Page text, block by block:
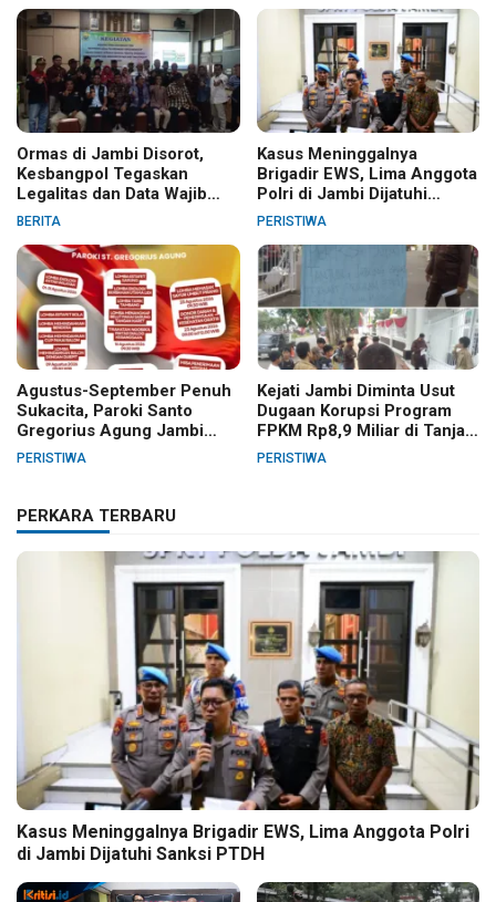
Ormas di Jambi Disorot,
Kesbangpol Tegaskan
Legalitas dan Data Wajib
Jelas
BERITA
Kasus Meninggalnya
Brigadir EWS, Lima Anggota
Polri di Jambi Dijatuhi
Sanksi PTDH
PERISTIWA
Agustus-September Penuh
Sukacita, Paroki Santo
Gregorius Agung Jambi
Gelar Berbagai Kegiatan
PERISTIWA
Kejati Jambi Diminta Usut
Dugaan Korupsi Program
FPKM Rp8,9 Miliar di Tanjab
Barat
PERISTIWA
PERKARA TERBARU
Kasus Meninggalnya Brigadir EWS, Lima Anggota Polri
di Jambi Dijatuhi Sanksi PTDH